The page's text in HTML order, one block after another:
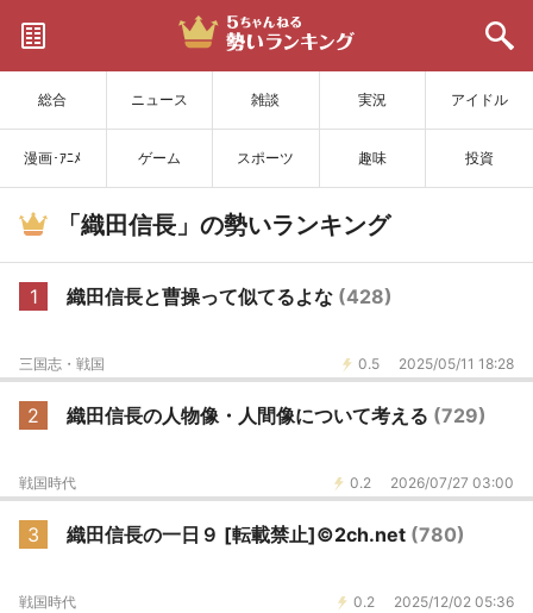
総合 ニュース 雑談 実況 アイドル
漫画･ｱﾆﾒ ゲーム スポーツ 趣味 投資
サイトを更新
「織田信長」の勢いランキング
1 織田信長と曹操って似てるよな (428)
0.5 2025/05/11 18:28
三国志・戦国
2 織田信長の人物像・人間像について考える (729)
0.2 2026/07/27 03:00
戦国時代
3 織田信長の一日９ [転載禁止]©2ch.net (780)
0.2 2025/12/02 05:36
戦国時代